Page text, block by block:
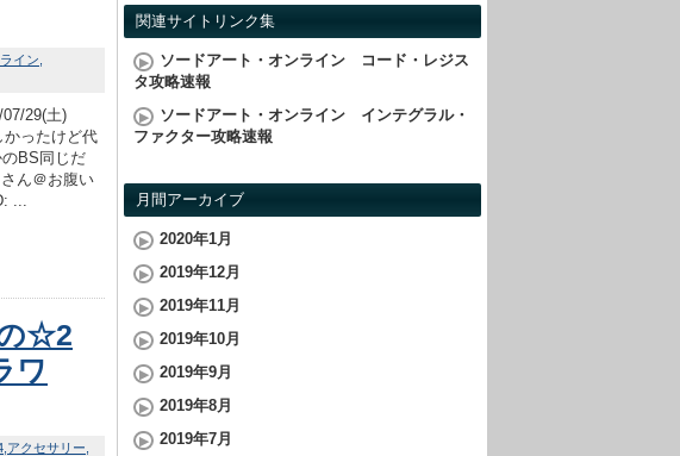
イン
29(土)
かったけど代
BS同じだ
ん＠お腹い
...
☆2
ワ
アクセサリー
関連サイトリンク集
ソードアート・オンライン コード・レジス
タ攻略速報
ソードアート・オンライン インテグラル・
ファクター攻略速報
月間アーカイブ
2020年1月
2019年12月
2019年11月
2019年10月
2019年9月
2019年8月
2019年7月